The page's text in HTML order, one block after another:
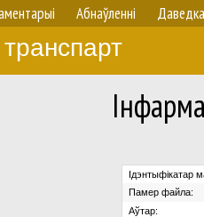
Абнаўленнi Даведка
Ідэнтыфікатар
Памер файла:
Аўтар: